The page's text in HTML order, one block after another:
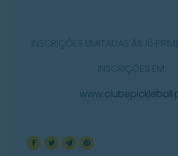
INSCRIÇÕES LIMITADAS ÀS 16
INSCRIÇÕES EM: